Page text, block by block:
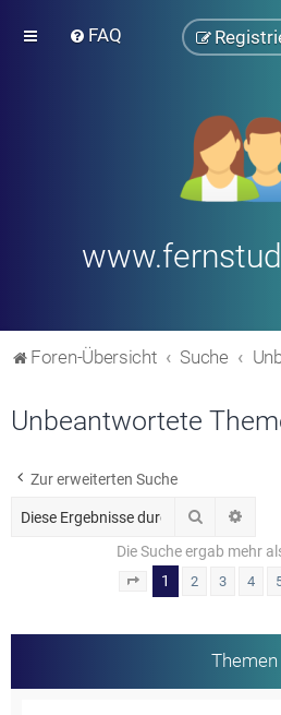
FAQ
Foren-Übersicht Suche
Unbeantwortete
Zur erweiterten Suche
Suche
Die Suche ergab mehr
Seite von 20
1 2 3 4
Themen